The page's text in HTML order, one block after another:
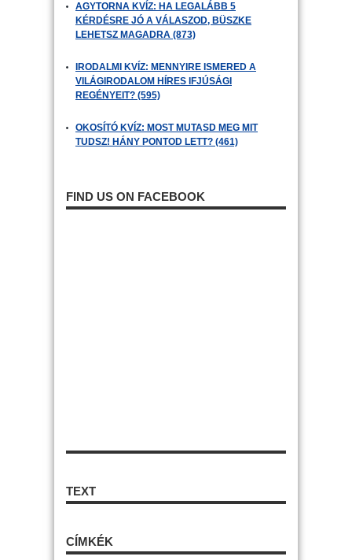
AGYTORNA KVÍZ: HA LEGALÁBB 5
KÉRDÉSRE JÓ A VÁLASZOD, BÜSZKE
LEHETSZ MAGADRA (873)
IRODALMI KVÍZ: MENNYIRE ISMERED A
VILÁGIRODALOM HÍRES IFJÚSÁGI
REGÉNYEIT? (595)
OKOSÍTÓ KVÍZ: MOST MUTASD MEG MIT
TUDSZ! HÁNY PONTOD LETT? (461)
FIND US ON FACEBOOK
TEXT
CÍMKÉK